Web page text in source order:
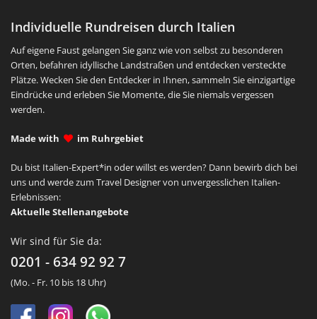
Individuelle Rundreisen durch Italien
Auf eigene Faust gelangen Sie ganz wie von selbst zu besonderen
Orten, befahren idyllische Landstraßen und entdecken versteckte
Plätze. Wecken Sie den Entdecker in Ihnen, sammeln Sie einzigartige
Eindrücke und erleben Sie Momente, die Sie niemals vergessen
werden.
Made with im Ruhrgebiet
Du bist Italien-Expert*in oder willst es werden? Dann bewirb dich bei
uns und werde zum Travel Designer von unvergesslichen Italien-
Erlebnissen:
Aktuelle Stellenangebote
Wir sind für Sie da:
0201 - 634 92 92 7
(Mo. - Fr. 10 bis 18 Uhr)